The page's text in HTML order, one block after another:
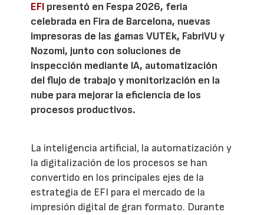
EFI presentó en Fespa 2026, feria
celebrada en Fira de Barcelona, nuevas
impresoras de las gamas VUTEk, FabriVU y
Nozomi, junto con soluciones de
inspección mediante IA, automatización
del flujo de trabajo y monitorización en la
nube para mejorar la eficiencia de los
procesos productivos.
La inteligencia artificial, la automatización y
la digitalización de los procesos se han
convertido en los principales ejes de la
estrategia de EFI para el mercado de la
impresión digital de gran formato. Durante